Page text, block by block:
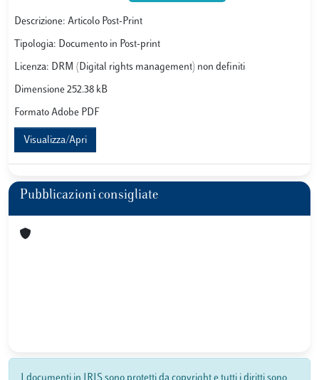
Descrizione: Articolo Post-Print
Tipologia: Documento in Post-print
Licenza: DRM (Digital rights management) non definiti
Dimensione 252.38 kB
Formato Adobe PDF
Visualizza/Apri
Pubblicazioni consigliate